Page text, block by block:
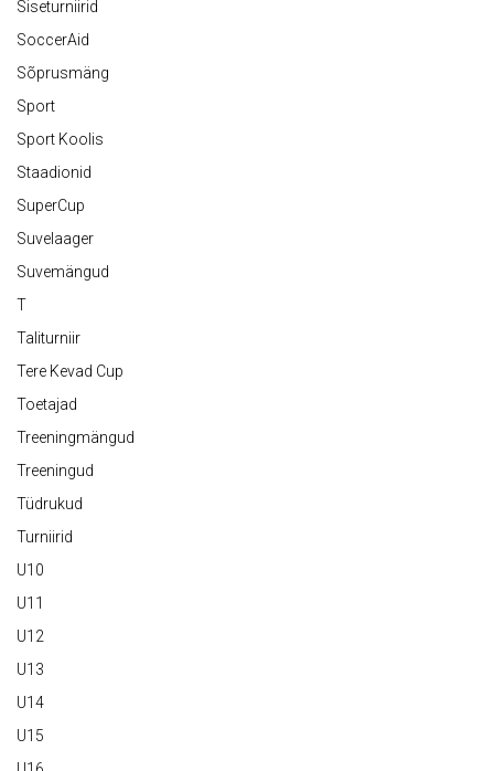
Siseturniirid
SoccerAid
Sõprusmäng
Sport
Sport Koolis
Staadionid
SuperCup
Suvelaager
Suvemängud
T
Taliturniir
Tere Kevad Cup
Toetajad
Treeningmängud
Treeningud
Tüdrukud
Turniirid
U10
U11
U12
U13
U14
U15